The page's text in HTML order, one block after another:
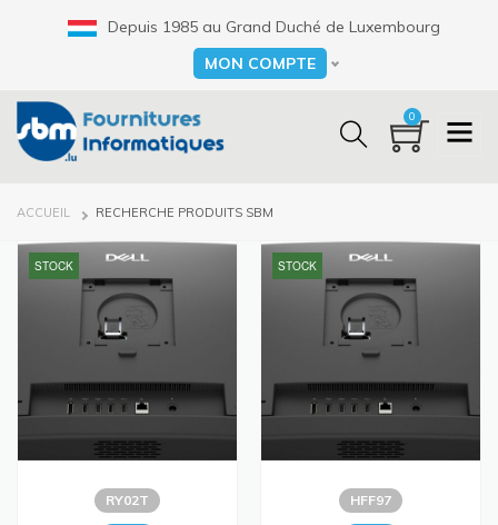
Depuis 1985 au Grand Duché de Luxembourg
Select your language
MON COMPTE
0
FIL
ACCUEIL RECHERCHE PRODUITS SBM
STOCK
RY02T
STOCK
HFF97